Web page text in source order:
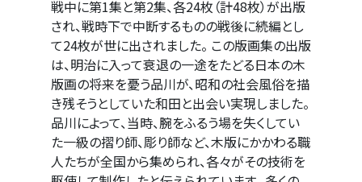
戦中に第1集と第2集、各24枚（計48枚）が出版
され、戦時下で中断するものの戦後に続編とし
て24枚が世に出されました。 この版画集の出版
は、明治に入って衰退の一途をたどる日本の木
版画の将来を憂う品川が、昭和の社会風俗を描
き残そうとしていた和田と出会い実現しました。
品川によって、当時、腕をふるう場を失くしてい
た一級の摺り師、彫り師など、木版にかかわる職
人たちが全国から集められ、各々がその技術を